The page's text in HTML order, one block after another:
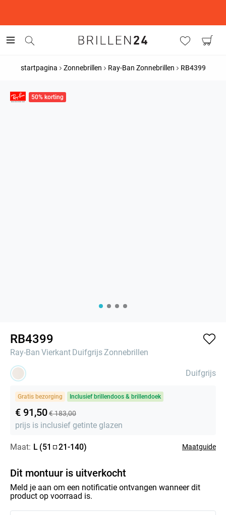
startpagina Zonnebrillen Ray-Ban Zonnebrillen RB4399
50% korting
RB4399
Ray-Ban Vierkant DuifgrijsZonnebrillen
Duifgrijs
Gratis bezorging Inclusief brillendoos & brillendoek
€ 91,50€ 183,00
prijs is inclusief getinte glazen
Maat: L (51 21-140) Maatguide
Dit montuur is uitverkocht
Meld je aan om een notificatie ontvangen wanneer dit
product op voorraad is.